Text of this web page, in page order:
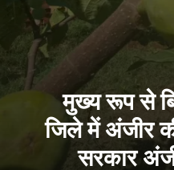
मुख्य रूप से
जिले में अंजीर
सरकार